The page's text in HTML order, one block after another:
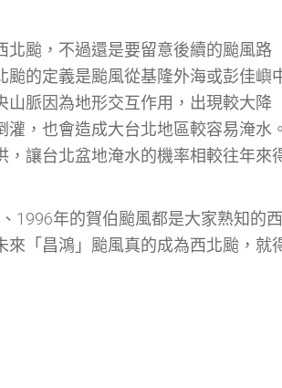
北颱，不過還是要留意後續的颱風路
的定義是颱風從基隆外海或彭佳嶼
山脈因為地形交互作用，出現較大降
，也會造成大台北地區較容易淹水。
讓台北盆地淹水的機率相較往年來
1996年的賀伯颱風都是大家熟知的西
「昌鴻」颱風真的成為西北颱，就